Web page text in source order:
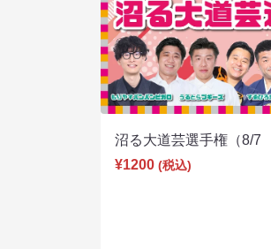
沼る大道芸選手権（8/7
¥1200 (税込)